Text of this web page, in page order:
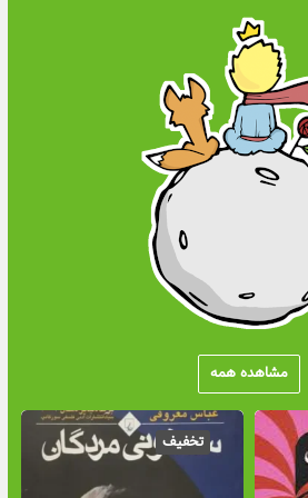
مشاهده همه
تخفیف